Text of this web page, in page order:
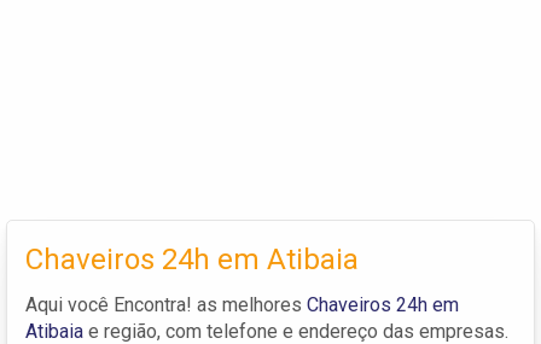
Chaveiros 24h em Atibaia
Aqui você Encontra! as melhores Chaveiros 24h em
Atibaia e região, com telefone e endereço das empresas.